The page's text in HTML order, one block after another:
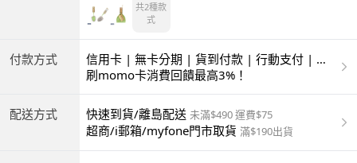
共2種款
式
付款方式
信用卡 | 無卡分期 | 貨到付款 | 行動支付 | 超
商付款 | ATM | 銀聯卡
刷momo卡消費回饋最高3%！
配送方式 快速到貨/離島配送 未滿$490 運費$75
超商/i郵箱/myfone門市取貨 滿$190出貨